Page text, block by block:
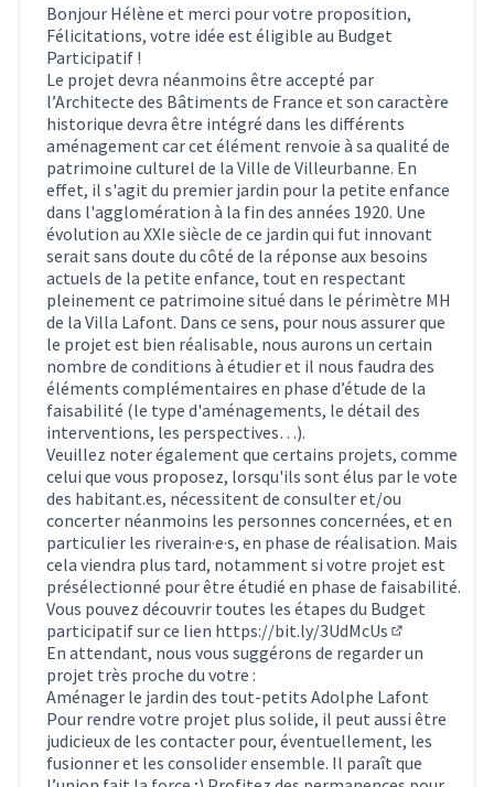
Bonjour Hélène et merci pour votre proposition,
Félicitations, votre idée est éligible au Budget
Participatif !
Le projet devra néanmoins être accepté par
l’Architecte des Bâtiments de France et son caractère
historique devra être intégré dans les différents
aménagement car cet élément renvoie à sa qualité de
patrimoine culturel de la Ville de Villeurbanne. En
effet, il s'agit du premier jardin pour la petite enfance
dans l'agglomération à la fin des années 1920. Une
évolution au XXIe siècle de ce jardin qui fut innovant
serait sans doute du côté de la réponse aux besoins
actuels de la petite enfance, tout en respectant
pleinement ce patrimoine situé dans le périmètre MH
de la Villa Lafont. Dans ce sens, pour nous assurer que
le projet est bien réalisable, nous aurons un certain
nombre de conditions à étudier et il nous faudra des
éléments complémentaires en phase d’étude de la
faisabilité (le type d'aménagements, le détail des
interventions, les perspectives…).
Veuillez noter également que certains projets, comme
celui que vous proposez, lorsqu'ils sont élus par le vote
des habitant.es, nécessitent de consulter et/ou
concerter néanmoins les personnes concernées, et en
particulier les riverain·e·s, en phase de réalisation. Mais
cela viendra plus tard, notamment si votre projet est
présélectionné pour être étudié en phase de faisabilité.
Vous pouvez découvrir toutes les étapes du Budget
participatif sur ce lien https://bit.ly/3UdMcUs
(Lien externe)
En attendant, nous vous suggérons de regarder un
projet très proche du votre :
Aménager le jardin des tout-petits Adolphe Lafont
Pour rendre votre projet plus solide, il peut aussi être
judicieux de les contacter pour, éventuellement, les
fusionner et les consolider ensemble. Il paraît que